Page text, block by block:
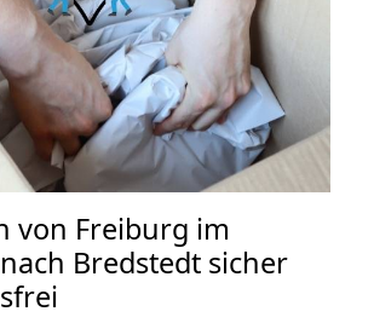
von Freiburg im
Bredstedt sicher